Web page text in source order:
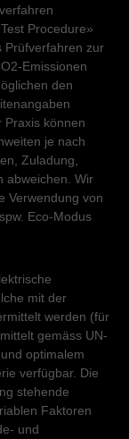
Procedure»
Prüfverfahren zur
Emissionen
den
Praxis können
je nach
Zuladung,
abweichen. Wir
Verwendung von
Eco-Modus
mit der
werden (für
gemäss UN-
optimalem
verfügbar. Die
stehende
Faktoren
und